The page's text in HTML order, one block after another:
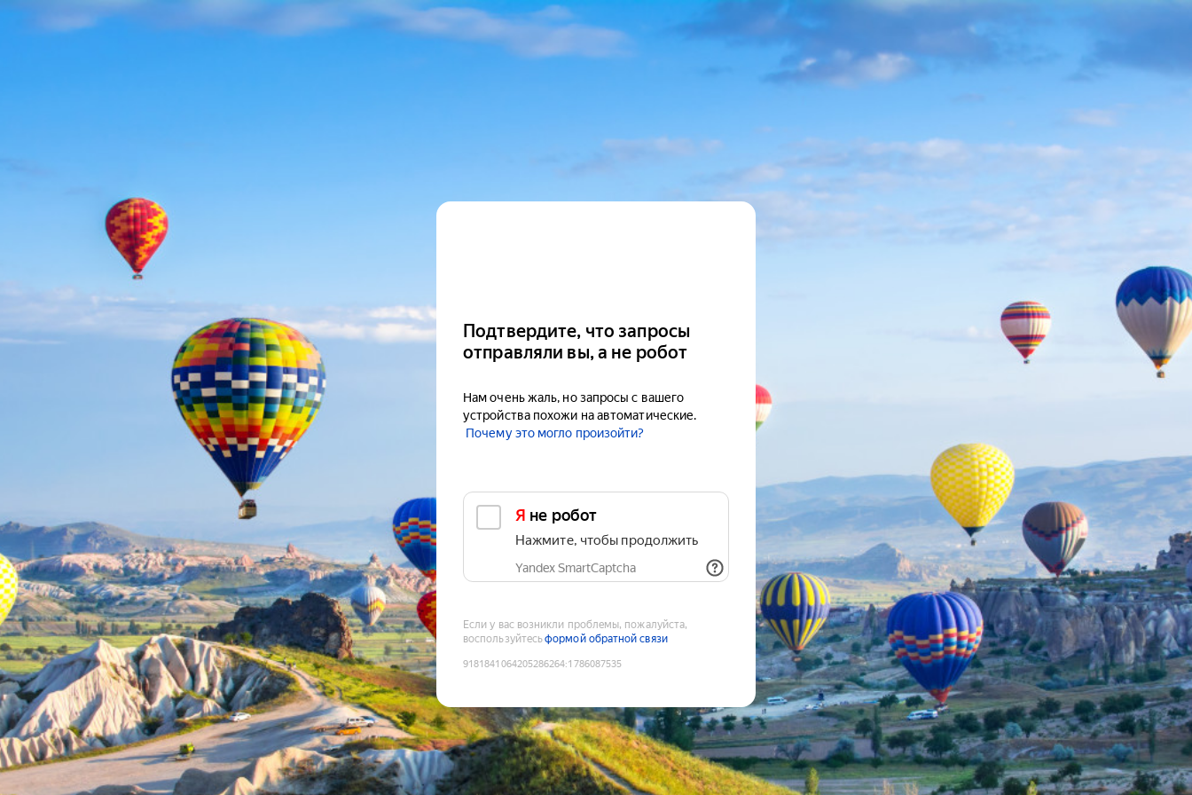
Подтвердите, что запросы
отправляли вы, а не робот
Нам очень жаль, но запросы с вашего
устройства похожи на автоматические.
Почему это могло произойти?
Я не робот
Нажмите, чтобы продолжить
Yandex SmartCaptcha
Если у вас возникли проблемы, пожалуйста,
воспользуйтесьформой обратной связи
9181841064205286264:1786087535